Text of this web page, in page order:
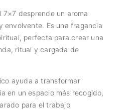
7×7 desprende un aroma
envolvente. Es una fragancia
perfecta para crear una
ritual y cargada de
ayuda a transformar
en un espacio más recogido,
para el trabajo